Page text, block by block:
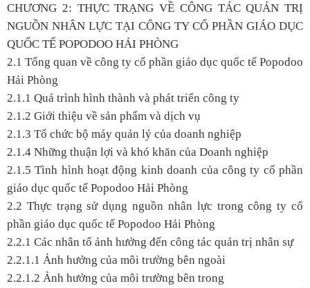
CHƯƠNG 2: THỰC TRẠNG VỀ CÔNG TÁC QUẢN TRỊ
NGUỒN NHÂN LỰC TẠI CÔNG TY CỔ PHẦN GIÁO DỤC
QUỐC TẾ POPODOO HẢI PHÒNG
2.1 Tổng quan về công ty cổ phần giáo dục quốc tế Popodoo
Hải Phòng
2.1.1 Quá trình hình thành và phát triển công ty
2.1.2 Giới thiệu về sản phẩm và dịch vụ
2.1.3 Tổ chức bộ máy quản lý của doanh nghiệp
2.1.4 Những thuận lợi và khó khăn của Doanh nghiệp
2.1.5 Tình hình hoạt động kinh doanh của công ty cổ phần
giáo dục quốc tế Popodoo Hải Phòng
2.2 Thực trạng sử dụng nguồn nhân lực trong công ty cổ
phần giáo dục quốc tế Popodoo Hải Phòng
2.2.1 Các nhân tố ảnh hưởng đến công tác quản trị nhân sự
2.2.1.1 Ảnh hưởng của môi trường bên ngoài
2.2.1.2 Ảnh hưởng của môi trường bên trong